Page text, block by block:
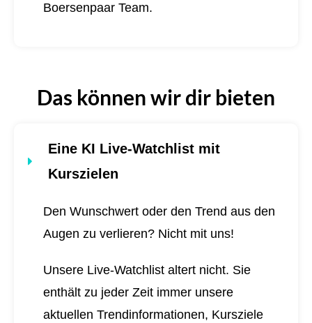
Boersenpaar Team.
Das können wir dir bieten
Eine KI Live-Watchlist mit
Kurszielen
Den Wunschwert oder den Trend aus den
Augen zu verlieren? Nicht mit uns!
Unsere Live-Watchlist altert nicht. Sie
enthält zu jeder Zeit immer unsere
aktuellen Trendinformationen, Kursziele